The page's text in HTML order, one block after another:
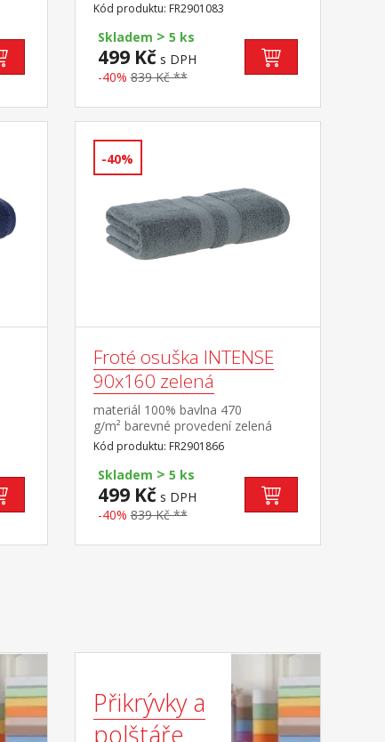
Kód produktu: FR2901083
Skladem > 5 ks
499 Kč s DPH
-40% 839 Kč **
-40%
Froté osuška INTENSE
90x160 zelená
materiál 100% bavlna 470
g/m² barevné provedení zelená
Kód produktu: FR2901866
Skladem > 5 ks
499 Kč s DPH
-40% 839 Kč **
Přikrývky a
polštáře